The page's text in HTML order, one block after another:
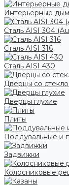
Интерьерные
Сталь AISI 304
Сталь AISI 316
Сталь AISI 430
Дверцы со
Дверцы глухие
Плиты
Поддувальные и
Задвижки
Колосниковые